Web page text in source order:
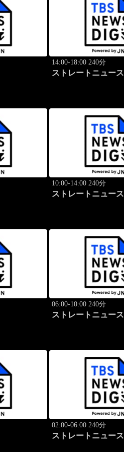
14:00-18:00 240分
ストレートニュース
10:00-14:00 240分
ストレートニュース
06:00-10:00 240分
ストレートニュース
02:00-06:00 240分
ストレートニュース